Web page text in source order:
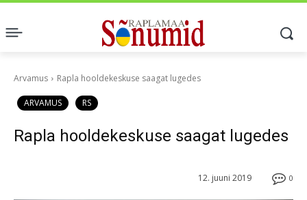
Arvamus Rapla hooldekeskuse saagat lugedes
ARVAMUS RS
Rapla hooldekeskuse saagat lugedes
0
12. juuni 2019